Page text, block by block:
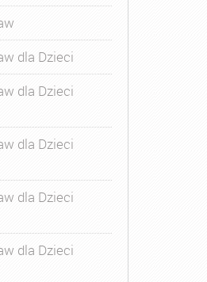
dla Dzieci
dla Dzieci
dla Dzieci
dla Dzieci
dla Dzieci